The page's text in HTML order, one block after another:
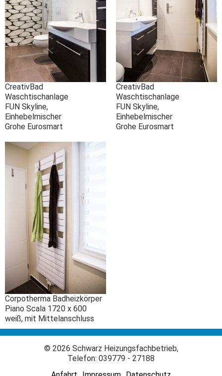
CreativBad
Waschtischanlage
FUN Skyline,
Einhebelmischer
Grohe Eurosmart
CreativBad
Waschtischanlage
FUN Skyline,
Einhebelmischer
Grohe Eurosmart
Corpotherma Badheizkörper
Piano Scala 1720 x 600
weiß, mit Mittelanschluss
© 2026 Schwarz Heizungsfachbetrieb,
Telefon: 039779 - 27188